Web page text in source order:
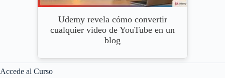
Udemy revela cómo convertir
cualquier video de YouTube en un
blog
Accede al Curso